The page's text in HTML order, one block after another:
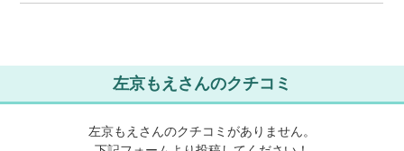
左京もえさんのクチコミ
左京もえさんのクチコミがありません。